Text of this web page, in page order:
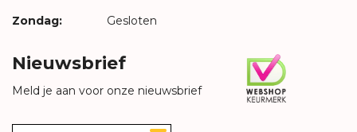
Zondag: Gesloten
Nieuwsbrief
Meld je aan voor onze nieuwsbrief